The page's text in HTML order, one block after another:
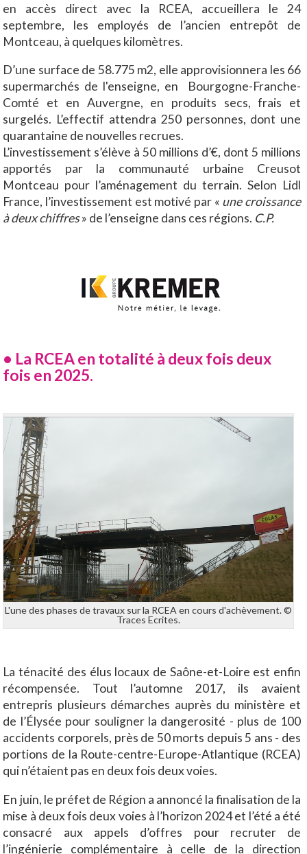
en accès direct avec la RCEA, accueillera le 24
septembre, les employés de l’ancien entrepôt de
Montceau, à quelques kilomètres.
D’une surface de 58.775 m2, elle approvisionnera les 66
supermarchés de l'enseigne, en Bourgogne-Franche-
Comté et en Auvergne, en produits secs, frais et
surgelés. L’effectif attendra 250 personnes, dont une
quarantaine de nouvelles recrues.
L’investissement s’élève à 50 millions d’€, dont 5 millions
apportés par la communauté urbaine Creusot
Montceau pour l’aménagement du terrain. Selon Lidl
France, l’investissement est motivé par « une croissance
à deux chiffres» de l’enseigne dans ces régions. C.P.
• La RCEA en totalité à deux fois deux
fois en 2025.
L'une des phases de travaux sur la RCEA en cours d'achèvement. ©
Traces Ecrites.
La ténacité des élus locaux de Saône-et-Loire est enfin
récompensée. Tout l’automne 2017, ils avaient
entrepris plusieurs démarches auprès du ministère et
de l’Élysée pour souligner la dangerosité - plus de 100
accidents corporels, près de 50 morts depuis 5 ans - des
portions de la Route-centre-Europe-Atlantique (RCEA)
qui n’étaient pas en deux fois deux voies.
En juin, le préfet de Région a annoncé la finalisation de la
mise à deux fois deux voies à l’horizon 2024 et l’été a été
consacré aux appels d’offres pour recruter de
l’ingénierie complémentaire à celle de la direction